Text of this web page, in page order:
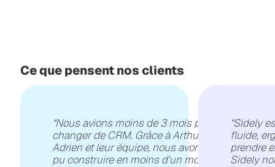
Ce que pensent nos clients
“Nous avions moins de 3 mois pour
changer de CRM. Grâce à Arthur,
Adrien et leur équipe, nous avons
pu construire en moins d'un mois le
“Sidely
fluide,
prendre
Sidely